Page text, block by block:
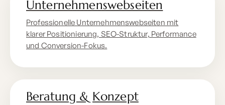
Unternehmenswebseiten
Professionelle Unternehmenswebseiten mit
klarer Positionierung, SEO-Struktur, Performance
und Conversion-Fokus.
Beratung & Konzept